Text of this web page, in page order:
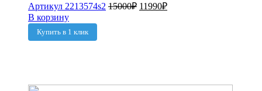
Артикул 2213574s2 15000₽ 11990₽
В корзину
Купить в 1 клик